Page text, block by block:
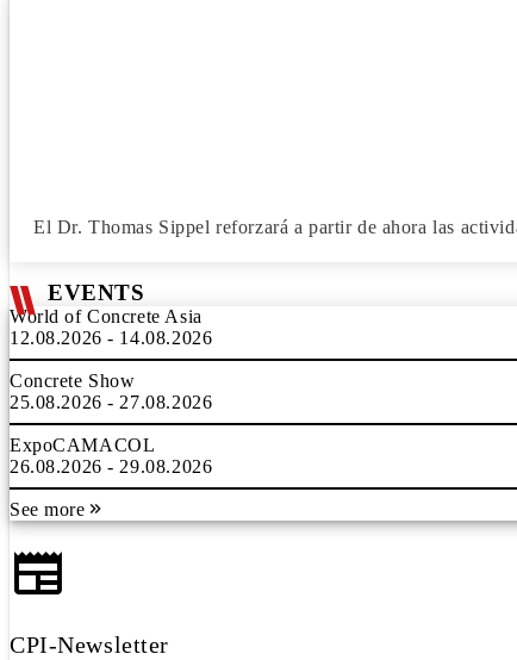
El Dr. Thomas Sippel reforzará a partir de ahora las
EVENTS
World of Concrete Asia
12.08.2026 - 14.08.2026
Concrete Show
25.08.2026 - 27.08.2026
ExpoCAMACOL
26.08.2026 - 29.08.2026
See more
CPI-Newsletter